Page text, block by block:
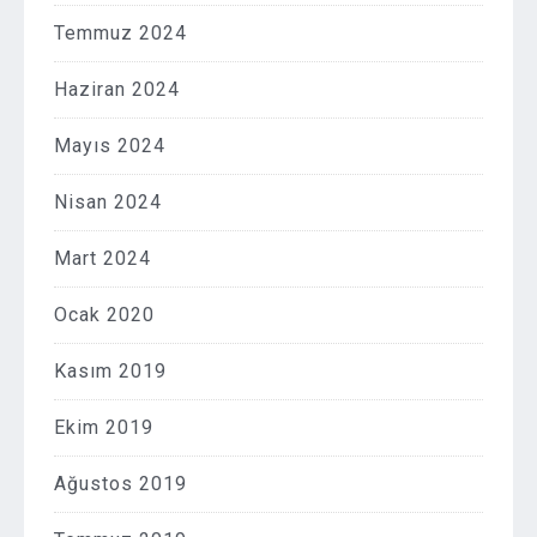
Temmuz 2024
Haziran 2024
Mayıs 2024
Nisan 2024
Mart 2024
Ocak 2020
Kasım 2019
Ekim 2019
Ağustos 2019